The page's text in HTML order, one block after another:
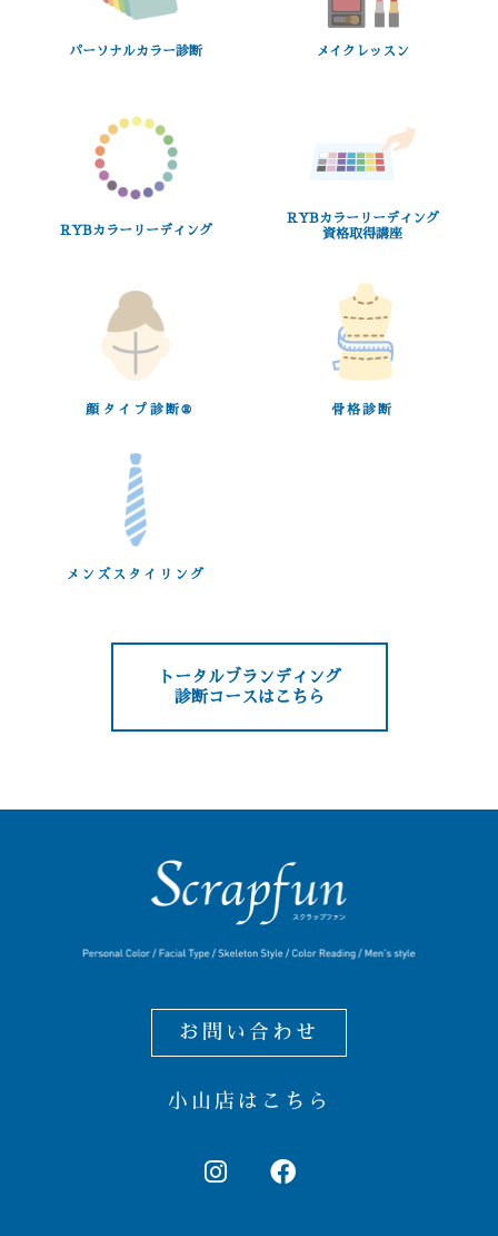
パーソナルカラー診断 メイクレッスン
RYBカラーリーディング
RYBカラーリーディング
資格取得講座
顔タイプ診断®︎ 骨格診断
メンズスタイリング
トータルブランディング
診断コースはこちら
お問い合わせ
小山店はこちら